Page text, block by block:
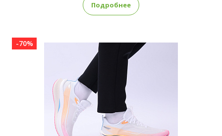
Подробнее
-70%